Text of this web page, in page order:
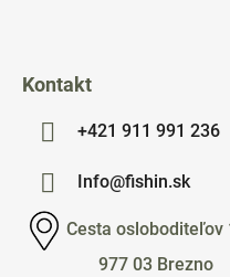
Kontakt
+421 911 991 236
Info@fishin.sk
Cesta osloboditeľov
977 03 Brezno